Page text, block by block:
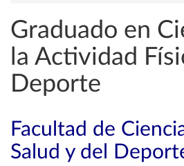
Graduado en
la Actividad
Deporte
Facultad de
Salud y del